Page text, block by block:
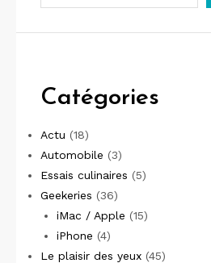
Catégories
Actu (18)
Automobile (3)
Essais culinaires (5)
Geekeries (36)
iMac / Apple (15)
iPhone (4)
Le plaisir des yeux (45)